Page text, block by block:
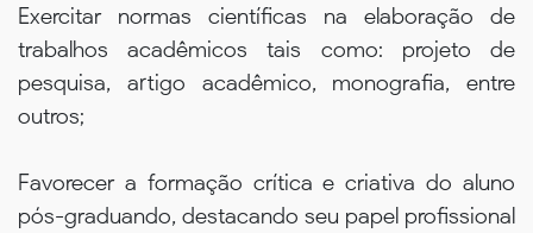
Exercitar normas científicas na elaboração de
trabalhos acadêmicos tais como: projeto de
pesquisa, artigo acadêmico, monografia, entre
outros;
Favorecer a formação crítica e criativa do aluno
pós-graduando, destacando seu papel profissional